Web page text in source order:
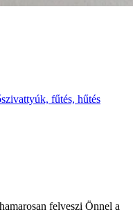
fűtés, hűtés
felveszi Önnel a